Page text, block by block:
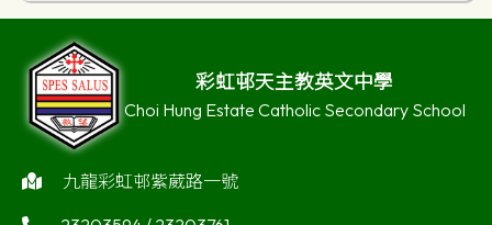
彩虹邨天主教英文中學
Choi Hung Estate Catholic Secondary School
九龍彩虹邨紫葳路一號